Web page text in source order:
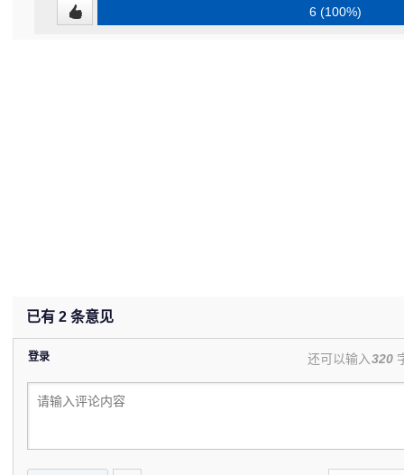
6 (100%)
已有 2 条意见
登录 还可以输入320